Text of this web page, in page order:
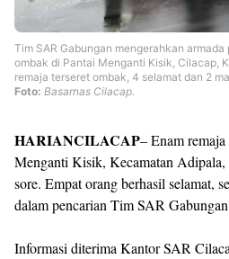
Tim SAR Gabungan mengerahkan
ombak di Pantai Menganti Kisik, Cilacap,
remaja terseret ombak, 4 selamat dan 2
Foto: Basarnas Cilacap.
HARIANCILACAP– Enam
Menganti Kisik, Kecamatan
sore. Empat orang berhasil selamat,
dalam pencarian Tim SAR
Informasi diterima Kantor SAR